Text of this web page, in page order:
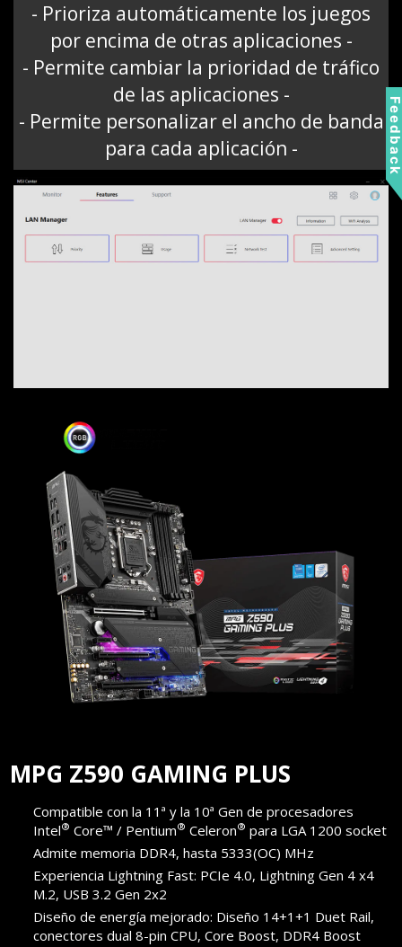
- Prioriza automáticamente los juegos
por encima de otras aplicaciones -
- Permite cambiar la prioridad de tráfico
de las aplicaciones -
- Permite personalizar el ancho de banda
para cada aplicación -
MPG Z590 GAMING PLUS
Compatible con la 11ª y la 10ª Gen de procesadores
Intel® Core™ / Pentium® Celeron® para LGA 1200 socket
Admite memoria DDR4, hasta 5333(OC) MHz
Experiencia Lightning Fast: PCIe 4.0, Lightning Gen 4 x4
M.2, USB 3.2 Gen 2x2
Diseño de energía mejorado: Diseño 14+1+1 Duet Rail,
conectores dual 8-pin CPU, Core Boost, DDR4 Boost